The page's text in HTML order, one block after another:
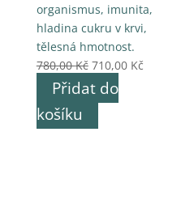
organismus, imunita,
hladina cukru v krvi,
tělesná hmotnost.
780,00Kč Původní
cena
byla:
710,00 KčAktuální
Přidat do
košíku